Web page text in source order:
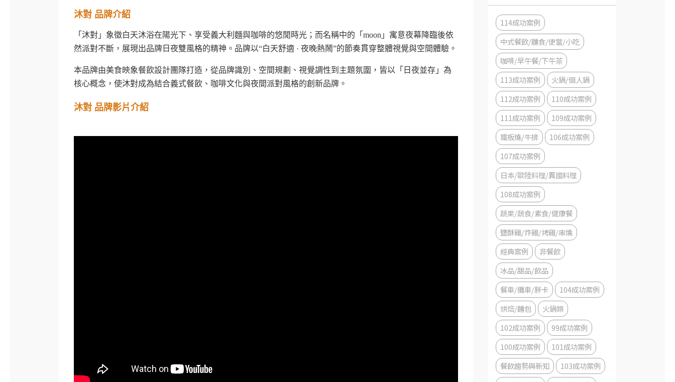
沐對 品牌介紹
「沐對」象徵白天沐浴在陽光下、享受義大利麵與咖啡的悠閒時光；而名稱中的「moon」寓意夜幕降臨後依
然派對不斷，展現出品牌日夜雙風格的精神。品牌以“白天舒適 · 夜晚熱鬧”的節奏貫穿整體視覺與空間體驗。
本品牌由美食映象餐飲設計團隊打造，從品牌識別、空間規劃、視覺調性到主題氛圍，皆以「日夜並存」為
核心概念，使沐對成為結合義式餐飲、咖啡文化與夜間派對風格的創新品牌。
沐對 品牌影片介紹
114成功案例
中式餐飲/麵食/便當/小吃
咖啡/早午餐/下午茶
113成功案例
火鍋/個人鍋
112成功案例
110成功案例
111成功案例
109成功案例
鐵板燒/牛排
106成功案例
107成功案例
日本/歐陸料理/異國料理
108成功案例
蔬果/蔬食/素食/健康餐
鹽酥雞/炸雞/烤雞/串燒
經典案例
非餐飲
冰品/甜品/飲品
餐車/攤車/胖卡
104成功案例
烘焙/麵包
火鍋類
102成功案例
99成功案例
100成功案例
101成功案例
餐飲趨勢與新知
103成功案例